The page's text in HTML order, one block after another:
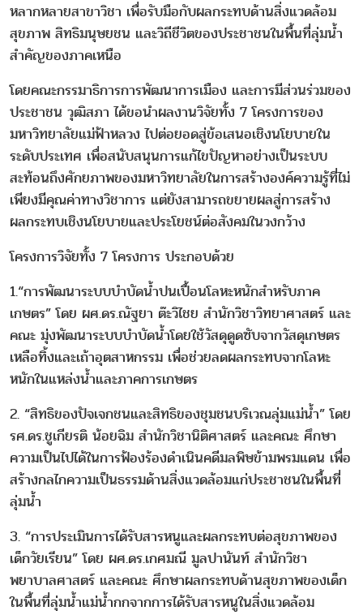
หลากหลายสาขาวิชา เพื่อรับมือกับผลกระทบด้านสิ่งแวดล้อม
สุขภาพ สิทธิมนุษยชน และวิถีชีวิตของประชาชนในพื้นที่ลุ่มน้ำ
สำคัญของภาคเหนือ
โดยคณะกรรมาธิการการพัฒนาการเมือง และการมีส่วนร่วมของ
ประชาชน วุฒิสภา ได้ขอนำผลงานวิจัยทั้ง 7 โครงการของ
มหาวิทยาลัยแม่ฟ้าหลวง ไปต่อยอดสู่ข้อเสนอเชิงนโยบายใน
ระดับประเทศ เพื่อสนับสนุนการแก้ไขปัญหาอย่างเป็นระบบ
สะท้อนถึงศักยภาพของมหาวิทยาลัยในการสร้างองค์ความรู้ที่ไม่
เพียงมีคุณค่าทางวิชาการ แต่ยังสามารถขยายผลสู่การสร้าง
ผลกระทบเชิงนโยบายและประโยชน์ต่อสังคมในวงกว้าง
โครงการวิจัยทั้ง 7 โครงการ ประกอบด้วย
1.“การพัฒนาระบบบำบัดน้ำปนเปื้อนโลหะหนักสำหรับภาค
เกษตร” โดย ผศ.ดร.ณัฐยา ต๊ะวิไชย สำนักวิชาวิทยาศาสตร์ และ
คณะ มุ่งพัฒนาระบบบำบัดน้ำโดยใช้วัสดุดูดซับจากวัสดุเกษตร
เหลือทิ้งและเถ้าอุตสาหกรรม เพื่อช่วยลดผลกระทบจากโลหะ
หนักในแหล่งน้ำและภาคการเกษตร
2. “สิทธิของปัจเจกชนและสิทธิของชุมชนบริเวณลุ่มแม่น้ำ” โดย
รศ.ดร.ชูเกียรติ น้อยฉิม สำนักวิชานิติศาสตร์ และคณะ ศึกษา
ความเป็นไปได้ในการฟ้องร้องดำเนินคดีมลพิษข้ามพรมแดน เพื่อ
สร้างกลไกความเป็นธรรมด้านสิ่งแวดล้อมแก่ประชาชนในพื้นที่
ลุ่มน้ำ
3. “การประเมินการได้รับสารหนูและผลกระทบต่อสุขภาพของ
เด็กวัยเรียน” โดย ผศ.ดร.เกศมณี มูลปานันท์ สำนักวิชา
พยาบาลศาสตร์ และคณะ ศึกษาผลกระทบด้านสุขภาพของเด็ก
ในพื้นที่ลุ่มน้ำแม่น้ำกกจากการได้รับสารหนูในสิ่งแวดล้อม